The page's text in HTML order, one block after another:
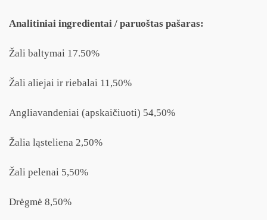
Analitiniai ingredientai / paruoštas pašaras:
Žali baltymai 17.50%
Žali aliejai ir riebalai 11,50%
Angliavandeniai (apskaičiuoti) 54,50%
Žalia ląsteliena 2,50%
Žali pelenai 5,50%
Drėgmė 8,50%